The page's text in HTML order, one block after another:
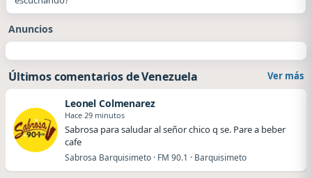
Anuncios
Últimos comentarios de Venezuela Ver más
Leonel Colmenarez
Hace 29 minutos
Sabrosa para saludar al señor chico q se. Pare a beber
cafe
Sabrosa Barquisimeto · FM 90.1 · Barquisimeto